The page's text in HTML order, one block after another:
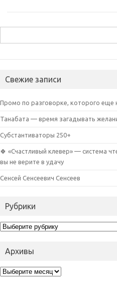
Свежие записи
Промо по разговорке, которого еще
Танабата — время загадывать
Субстантиваторы 250+
🍀 «Счастливый клевер» — система
вы не верите в удачу
Сенсей Сенсеевич Сенсеев
Рубрики
Рубрики
Архивы
Архивы